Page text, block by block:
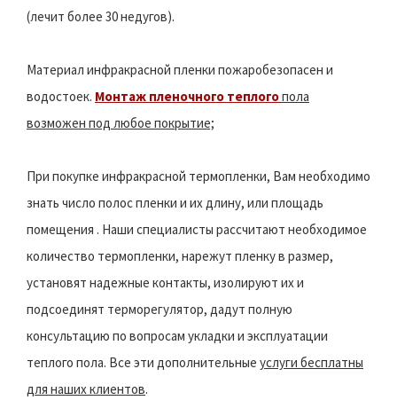
(лечит более 30 недугов).
Материал инфракрасной пленки пожаробезопасен и
водостоек. Монтаж пленочного теплогопола
возможен под любое покрытие;
При покупке инфракрасной термопленки, Вам необходимо
знать число полос пленки и их длину, или площадь
помещения . Наши специалисты рассчитают необходимое
количество термопленки, нарежут пленку в размер,
установят надежные контакты, изолируют их и
подсоединят терморегулятор, дадут полную
консультацию по вопросам укладки и эксплуатации
теплого пола. Все эти дополнительные услуги бесплатны
для наших клиентов.